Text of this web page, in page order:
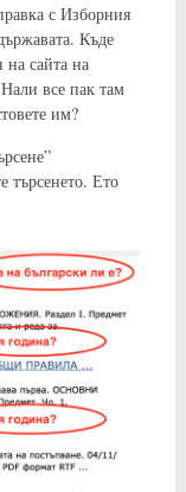
с Изборния
Къде
на сайта на
все пак там
им?
търсенето. Ето